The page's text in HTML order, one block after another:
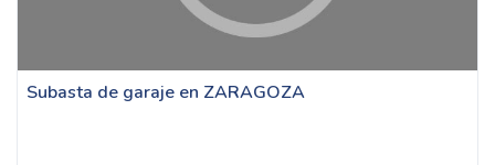
Subasta de garaje en ZARAGOZA